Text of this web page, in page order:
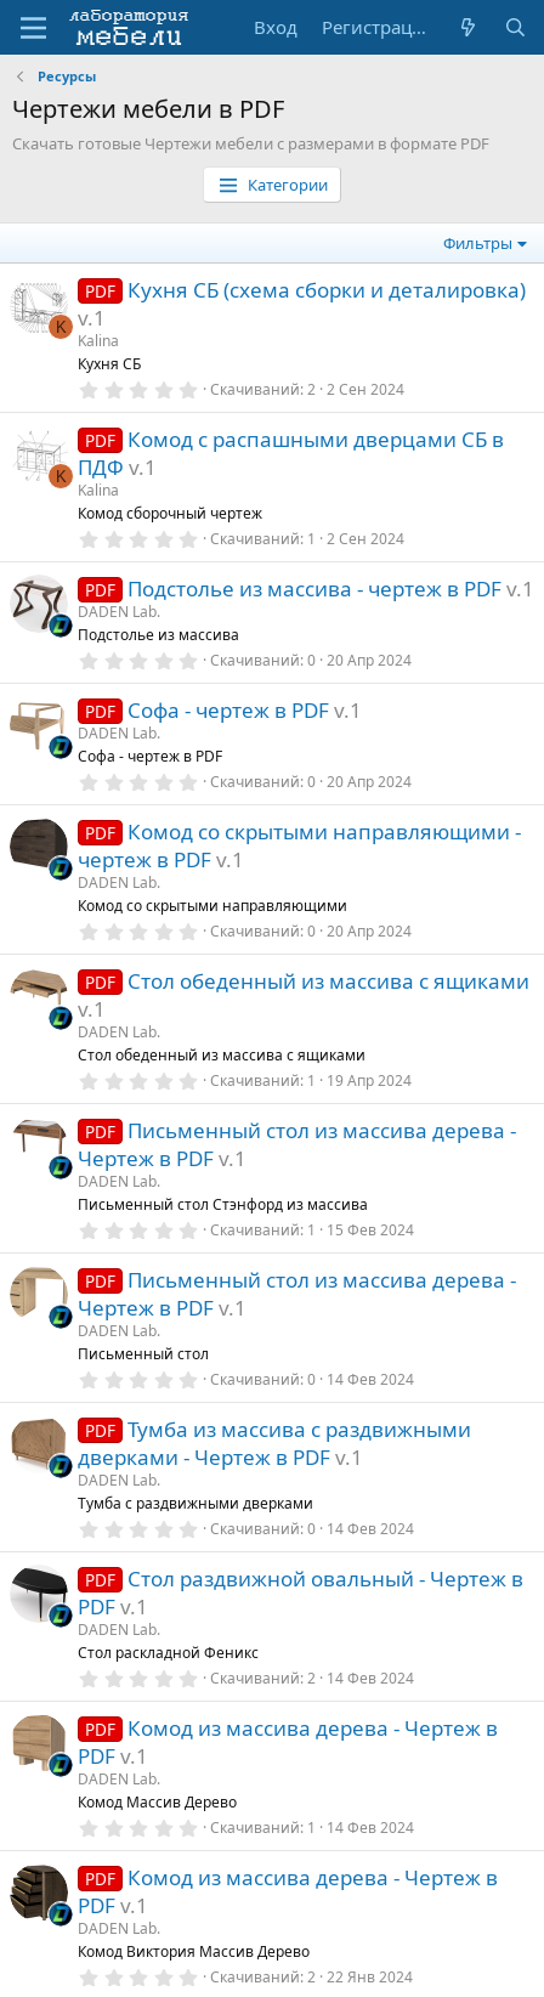
Вход Регистрация
Ресурсы
Чертежи мебели в PDF
Скачать готовые Чертежи мебели с размерами в формате PDF
Категории
Фильтры
K
PDF Кухня СБ (схема сборки и деталировка)
v.1
Kalina
Кухня СБ
0
0
з
д
Скачиваний 2 2 Сен 2024
K
PDF Комод с распашными дверцами СБ в
ПДФ v.1
Kalina
Комод сборочный чертеж
0
0
ё
з
Скачиваний 1 2 Сен 2024
PDF Подстолье из массива - чертеж в PDFv.1
DADEN Lab.
Подстолье из массива
0
0
ё
з
Скачиваний 0 20 Апр 2024
PDF Софа - чертеж в PDFv.1
DADEN Lab.
Софа - чертеж в PDF
0
0
з
в
з
д
Скачиваний 0 20 Апр 2024
PDF Комод со скрытыми направляющими -
чертеж в PDFv.1
DADEN Lab.
Комод со скрытыми направляющими
0
0
з
д
Скачиваний 0 20 Апр 2024
PDF Стол обеденный из массива с ящиками
v.1
DADEN Lab.
Стол обеденный из массива с ящиками
0
0
з
в
з
д
Скачиваний 1 19 Апр 2024
PDF Письменный стол из массива дерева -
Чертеж в PDFv.1
DADEN Lab.
Письменный стол Стэнфорд из массива
0
0
з
в
з
д
Скачиваний 1 15 Фев 2024
PDF Письменный стол из массива дерева -
Чертеж в PDFv.1
DADEN Lab.
Письменный стол
0
0
з
в
з
д
Скачиваний 0 14 Фев 2024
PDF Тумба из массива с раздвижными
дверками - Чертеж в PDFv.1
DADEN Lab.
Тумба с раздвижными дверками
0
0
з
д
Скачиваний 0 14 Фев 2024
PDF Стол раздвижной овальный - Чертеж в
PDFv.1
DADEN Lab.
Стол раскладной Феникс
0
0
з
д
Скачиваний 2 14 Фев 2024
PDF Комод из массива дерева - Чертеж в
PDFv.1
DADEN Lab.
Комод Массив Дерево
0
0
з
д
Скачиваний 1 14 Фев 2024
PDF Комод из массива дерева - Чертеж в
PDFv.1
DADEN Lab.
Комод Виктория Массив Дерево
0Скачиваний 2 22 Янв 2024